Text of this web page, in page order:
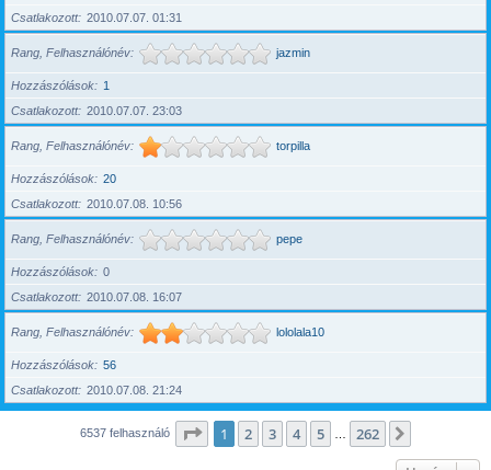
Csatlakozott
2010.07.07. 01:31
Rang, Felhasználónév jazmin
Hozzászólások
1
Csatlakozott
2010.07.07. 23:03
Rang, Felhasználónév torpilla
Hozzászólások
20
Csatlakozott
2010.07.08. 10:56
Rang, Felhasználónév pepe
Hozzászólások
0
Csatlakozott
2010.07.08. 16:07
Rang, Felhasználónév lololala10
Hozzászólások
56
Csatlakozott
2010.07.08. 21:24
6537 felhasználó Oldal:1 262
1 2 3 4 5 262